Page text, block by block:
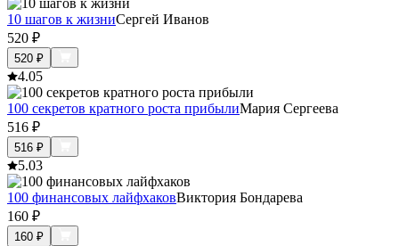
10 шагов к жизниСергей Иванов
520 ₽
520 ₽
4.05
100 секретов кратного роста прибылиМария Сергеева
516 ₽
516 ₽
5.03
100 финансовых лайфхаковВиктория Бондарева
160 ₽
160 ₽